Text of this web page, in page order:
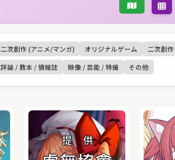
二次創作 (アニメ/マンガ) オリジナルゲーム
二次創
評論 / 教本 / 情報誌 映像 / 芸能 / 特撮 その他